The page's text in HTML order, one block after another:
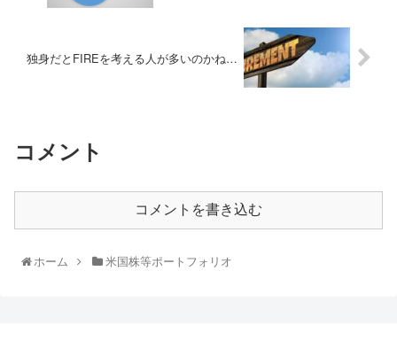
独身だとFIREを考える人が多いのかね…
コメント
コメントを書き込む
ホーム 米国株等ポートフォリオ